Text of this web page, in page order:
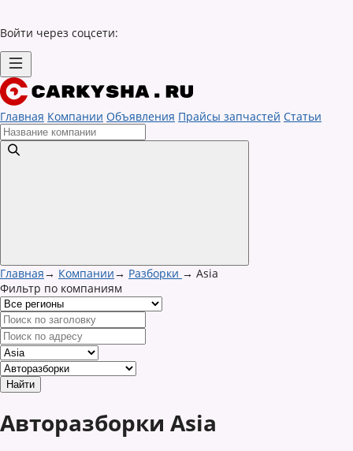
Войти через соцсети:
Главная Компании Объявления Прайсы запчастей Статьи
Главная→ Компании→ Разборки → Asia
Фильтр по компаниям
Авторазборки Asia